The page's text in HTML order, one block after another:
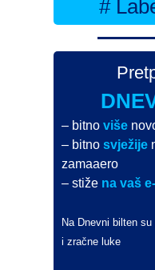
#
– bitnoviše
– bitnosvježije
zamaaero
– stiže na vaš
Na Dnevni bilten
i zračne luke